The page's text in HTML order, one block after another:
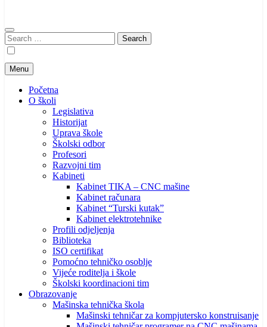
Search
for:
Menu
Početna
O školi
Legislativa
Historijat
Uprava škole
Školski odbor
Profesori
Razvojni tim
Kabineti
Kabinet TIKA – CNC mašine
Kabinet računara
Kabinet “Turski kutak”
Kabinet elektrotehnike
Profili odjeljenja
Biblioteka
ISO certifikat
Pomoćno tehničko osoblje
Vijeće roditelja i škole
Školski koordinacioni tim
Obrazovanje
Mašinska tehnička škola
Mašinski tehničar za kompjutersko konstruisanje